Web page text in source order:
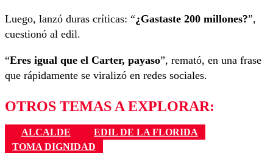
Luego, lanzó duras críticas: “¿Gastaste 200 millones?”,
cuestionó al edil.
“Eres igual que el Carter, payaso”, remató, en una frase
que rápidamente se viralizó en redes sociales.
OTROS TEMAS A EXPLORAR:
ALCALDE
EDIL DE LA FLORIDA
TOMA DIGNIDAD